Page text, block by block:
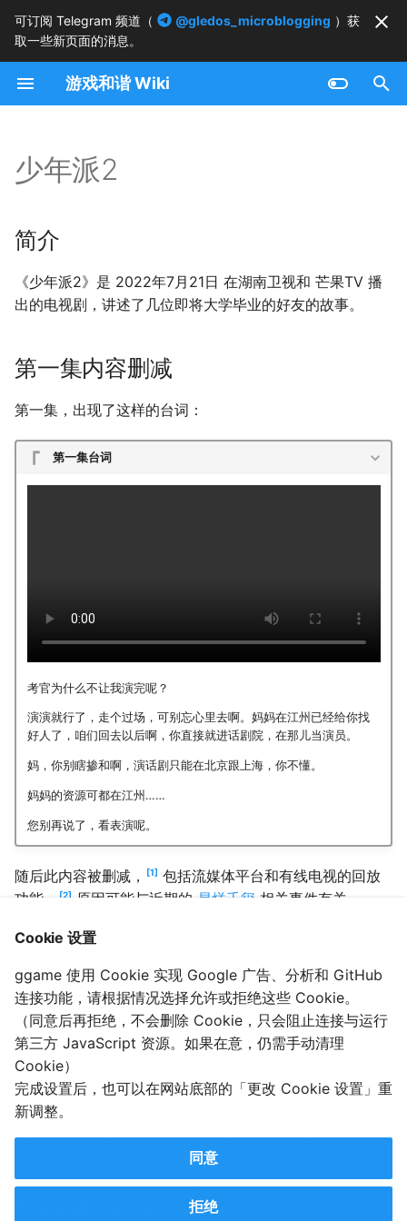
可订阅 Telegram 频道（ @gledos_microblogging ）获
取一些新页面的消息。
游戏和谐 Wiki
正
在
始
索
引
第一集内容删减
少年派2
简介
《少年派2》是 2022年7月21日 在湖南卫视和 芒果TV 播
出的电视剧，讲述了几位即将大学毕业的好友的故事。
第一集内容删减
第一集，出现了这样的台词：
第一集台词
考官为什么不让我演完呢？
演演就行了，走个过场，可别忘心里去啊。妈妈在江州已经给你找
好人了，咱们回去以后啊，你直接就进话剧院，在那儿当演员。
妈，你别瞎掺和啊，演话剧只能在北京跟上海，你不懂。
妈妈的资源可都在江州……
您别再说了，看表演呢。
随后此内容被删减， 1
包括流媒体平台和有线电视的回放
功能，
2 原因可能与近期的 易烊千玺 相关事件有关。
一起被国家话剧院录取
》, 知乎, 2022-07-22. (参照 2022-07-
23).
恰似一缕微光biubiubiu, 《
妈妈已经给你找好人了，你直接就进
【话剧院】--出自少年派2台词
》, 哔哩哔哩, 2022-07-21. (参照
2022-07-23).
2022-07-23T20:56:09
（由于更新时间是手动更新的，所以部分页面内容已更新，但忘记修改新的日期了……）
由 gledos 创作的内容，如果没有另外声明，均为 CC0 许可协议。
Cookie 设置
ggame 使用 Cookie 实现 Google 广告、分析和 GitHub
连接功能，请根据情况选择允许或拒绝这些 Cookie。
（同意后再拒绝，不会删除 Cookie，只会阻止连接与运行
第三方 JavaScript 资源。如果在意，仍需手动清理
Cookie）
完成设置后，也可以在网站底部的「更改 Cookie 设置」重
新调整。
同意
拒绝